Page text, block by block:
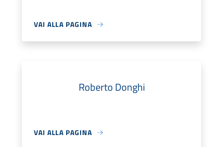
VAI ALLA PAGINA
Roberto Donghi
VAI ALLA PAGINA